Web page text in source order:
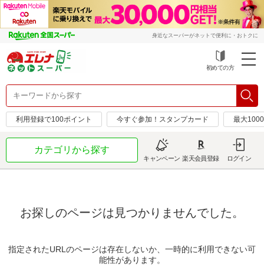
身近なスーパーがネットで便利に・おトクに
初めての方
利用登録で100ポイント 今すぐ参加！スタンプカード 最大
カテゴリから探す
キャンペーン 楽天会員登録 ログイン
お探しのページは見つかりませんでした。
指定されたURLのページは存在しないか、一時的に利用できない可
能性があります。